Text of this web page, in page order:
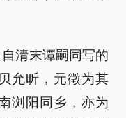
清末谭嗣同写的
允昕，元徵为其
浏阳同乡，亦为